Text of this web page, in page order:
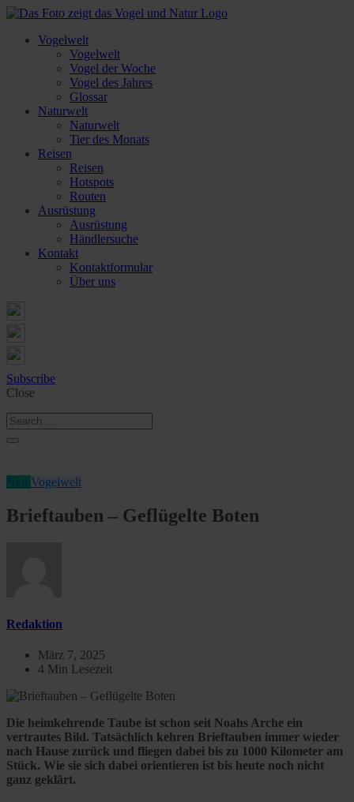
Vogelwelt
Vogelwelt
Vogel der Woche
Vogel des Jahres
Glossar
Naturwelt
Naturwelt
Tier des Monats
Reisen
Reisen
Hotspots
Routen
Ausrüstung
Ausrüstung
Händlersuche
Kontakt
Kontaktformular
Über uns
Subscribe
Close
Vogelwelt
Brieftauben – Geflügelte Boten
Redaktion
März 7, 2025
4 Min Lesezeit
Die heimkehrende Taube ist schon seit Noahs Arche ein
vertrautes Bild. Tatsächlich kehren Brieftauben immer wieder
nach Hause zurück und fliegen dabei bis zu 1000 Kilometer am
Stück. Wie sie sich dabei orientieren ist bis heute noch nicht
ganz geklärt.